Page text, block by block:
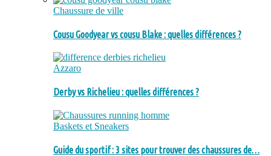
Chaussure de ville
Cousu Goodyear vs cousu Blake : quelles différences ?
Azzaro
Derby vs Richelieu : quelles différences ?
Baskets et Sneakers
Guide du sportif : 3 sites pour trouver des chaussures de…